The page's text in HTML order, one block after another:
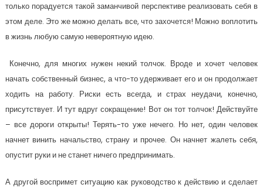
только порадуется такой заманчивой перспективе реализовать себя в
этом деле. Это же можно делать все, что захочется! Можно воплотить
в жизнь любую самую невероятную идею.
Конечно, для многих нужен некий толчок. Вроде и хочет человек
начать собственный бизнес, а что-то удерживает его и он продолжает
ходить на работу. Риски есть всегда, и страх неудачи, конечно,
присутствует. И тут вдруг сокращение! Вот он тот толчок! Действуйте
– все дороги открыты! Терять-то уже нечего. Но нет, один человек
начнет винить начальство, страну и прочее. Он начнет жалеть себя,
опустит руки и не станет ничего предпринимать.
А другой воспримет ситуацию как руководство к действию и сделает